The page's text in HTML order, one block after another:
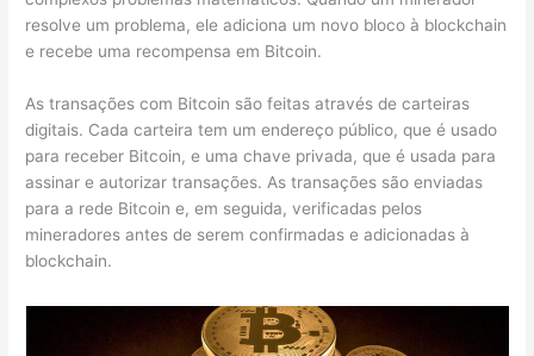
resolve um problema, ele adiciona um novo bloco à blockchain
e recebe uma recompensa em Bitcoin.
As transações com Bitcoin são feitas através de carteiras
digitais. Cada carteira tem um endereço público, que é usado
para receber Bitcoin, e uma chave privada, que é usada para
assinar e autorizar transações. As transações são enviadas
para a rede Bitcoin e, em seguida, verificadas pelos
mineradores antes de serem confirmadas e adicionadas à
blockchain.